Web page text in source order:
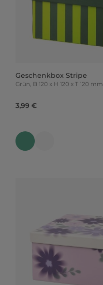
Geschenkbox Stripe
Grün, B 120 x H 120 x T 120 mm
3,99 €